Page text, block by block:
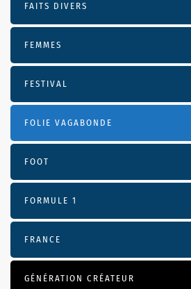
FAITS DIVERS
FEMMES
FESTIVAL
FOLIE VAGABONDE
FOOT
FORMULE 1
FRANCE
GÉNÉRATION CRÉATEUR